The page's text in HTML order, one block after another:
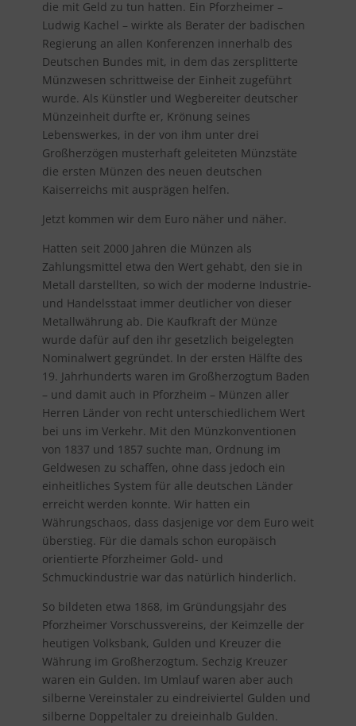
die mit Geld zu tun hatten. Ein Pforzheimer –
Ludwig Kachel – wirkte als Berater der badischen
Regierung an allen Konferenzen innerhalb des
Deutschen Bundes mit, in dem das zersplitterte
Münzwesen schrittweise der Einheit zugeführt
wurde. Als Künstler und Wegbereiter deutscher
Münzeinheit durfte er, Krönung seines
Lebenswerkes, in der von ihm unter drei
Großherzögen musterhaft geleiteten Münzstäte
die ersten Münzen des neuen deutschen
Kaiserreichs mit ausprägen helfen.
Jetzt kommen wir dem Euro näher und näher.
Hatten seit 2000 Jahren die Münzen als
Zahlungsmittel etwa den Wert gehabt, den sie in
Metall darstellten, so wich der moderne Industrie-
und Handelsstaat immer deutlicher von dieser
Metallwährung ab. Die Kaufkraft der Münze
wurde dafür auf den ihr gesetzlich beigelegten
Nominalwert gegründet. In der ersten Hälfte des
19. Jahrhunderts waren im Großherzogtum Baden
– und damit auch in Pforzheim – Münzen aller
Herren Länder von recht unterschiedlichem Wert
bei uns im Verkehr. Mit den Münzkonventionen
von 1837 und 1857 suchte man, Ordnung im
Geldwesen zu schaffen, ohne dass jedoch ein
einheitliches System für alle deutschen Länder
erreicht werden konnte. Wir hatten ein
Währungschaos, dass dasjenige vor dem Euro weit
überstieg. Für die damals schon europäisch
orientierte Pforzheimer Gold- und
Schmuckindustrie war das natürlich hinderlich.
So bildeten etwa 1868, im Gründungsjahr des
Pforzheimer Vorschussvereins, der Keimzelle der
heutigen Volksbank, Gulden und Kreuzer die
Währung im Großherzogtum. Sechzig Kreuzer
waren ein Gulden. Im Umlauf waren aber auch
silberne Vereinstaler zu eindreiviertel Gulden und
silberne Doppeltaler zu dreieinhalb Gulden.